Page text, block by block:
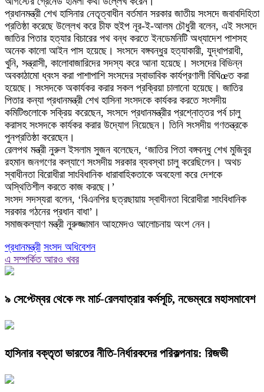
প্রধানমন্ত্রী শেখ হাসিনার নেতৃত্বাধীন বর্তমান সরকার জাতীয় সংসদে জবাবদিহিতা
প্রতিষ্ঠা করেছে উল্লেখ করে চীফ হুইপ নূর-ই-আলম চৌধুরী বলেন, এই সংসদে
জাতির পিতার হত্যার বিচারের পথ বন্ধ করতে ইনডেমনিটি অধ্যাদেশ পাশসহ
অনেক কালো আইন পাস হয়েছে। সংসদে বঙ্গবন্ধুর হত্যাকারী, যুদ্ধাপরাধী,
খুনি, সন্ত্রাসী, কালোবাজারিদের সদস্য করে আনা হয়েছে। সংসদের বিভিন্ন
অবকাঠামো ধ্বংস করা পাশাপাশি সংসদের স্বাভাবিক কার্যপ্রণালী বিঘিœত করা
হয়েছে। সংসদকে অকার্যকর করার সকল প্রক্রিয়া চালানো হয়েছে। জাতির
পিতার কন্যা প্রধানমন্ত্রী শেখ হাসিনা সংসদকে কার্যকর করতে সংসদীয়
কমিটিগুলোকে সক্রিয় করেছেন, সংসদে প্রধানমন্ত্রীর প্রশ্নোত্তর পর্ব চালু
করাসহ সংসদকে কার্যকর করার উদ্যোগ নিয়েছেন। তিনি সংসদীয় গণতন্ত্রকে
পুনপ্রতিষ্ঠা করেছেন।
রেলপথ মন্ত্রী নুরুল ইসলাম সুজন বলেছেন, ‘জাতির পিতা বঙ্গবন্ধু শেখ মুজিবুর
রহমান জনগণের কল্যাণে সংসদীয় সরকার ব্যবস্থা চালু করেছিলেন। অথচ
স্বাধীনতা বিরোধীরা সাংবিধানিক ধারাবাহিকতাকে অবহেলা করে দেশকে
অস্থিতিশীল করতে কাজ করছে।’
সংসদ সদস্যরা বলেন, ‘বিএনপির ছত্রছায়ায় স্বাধীনতা বিরোধীরা সাংবিধানিক
সরকার গঠনের প্রধান বাধা’।
সমাজকল্যাণ মন্ত্রী নুরুজ্জামান আহমেদও আলোচনায় অংশ নেন।
প্রধানমন্ত্রী সংসদ অধিবেশন
এ সম্পর্কিত আরও খবর
৯ সেপ্টেম্বর থেকে লং মার্চ-রেলযাত্রার কর্মসূচি, নভেম্বরে মহাসমাবেশ
হাসিনার বক্তৃতা ভারতের নীতি-নির্ধারকদের পরিকল্পনায়: রিজভী